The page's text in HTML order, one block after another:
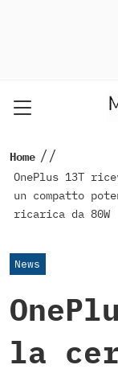
Home //
OnePlus 13T
un compatto
ricarica da 80W
News
la